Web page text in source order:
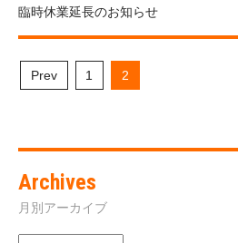
臨時休業延長のお知らせ
Prev 1 2
Archives
月別アーカイブ